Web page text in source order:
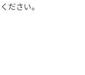
ださい。